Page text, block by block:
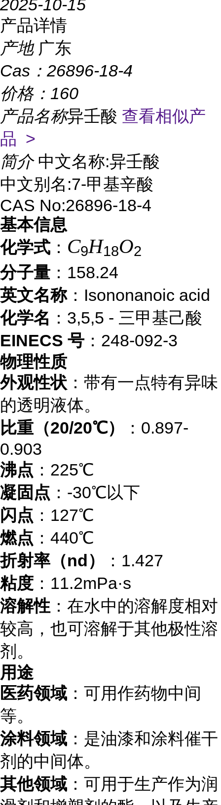
2025-10-15
产品详情
产地 广东
Cas： 26896-18-4
价格： 160
产品名称异壬酸 查看相似产
品 >
简介 中文名称:异壬酸
中文别名:7-甲基辛酸
CAS No:26896-18-4
基本信息
化学式 ： C9H18O2
分子量 ：158.24
英文名称：Isononanoic acid
化学名 ：3,5,5 - 三甲基己酸
EINECS 号 ：248-092-3
物理性质
外观性状 ：带有一点特有异味
的透明液体。
比重（20/20℃）
：0.897-
0.903
沸点 ：225℃
凝固点 ：-30℃以下
闪点 ：127℃
燃点 ：440℃
折射率（nd）
：1.427
粘度 ：11.2mPa·s
溶解性 ：在水中的溶解度相对
较高，也可溶解于其他极性溶
剂。
用途
医药领域 ：可用作药物中间
等。
涂料领域 ：是油漆和涂料催干
剂的中间体。
其他领域 ：可用于生产作为润